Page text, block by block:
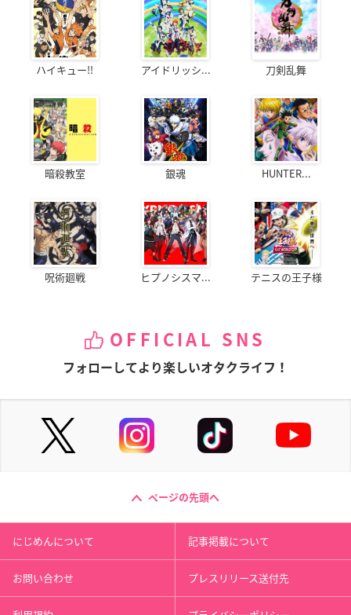
ハイキュー!! アイドリッシ... 刀剣乱舞
暗殺教室 銀魂 HUNTER...
呪術廻戦 ヒプノシスマ... テニスの王子様
OFFICIAL SNS
フォローしてより楽しいオタクライフ！
ページの先頭へ
にじめんについて 記事掲載について
お問い合わせ プレスリリース送付先